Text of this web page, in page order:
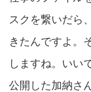
スクを繋いだら
きたんですよ。
しますね。い
公開した加納さ